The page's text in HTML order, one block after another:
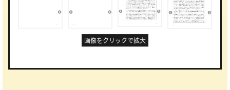
画像をクリックで拡大